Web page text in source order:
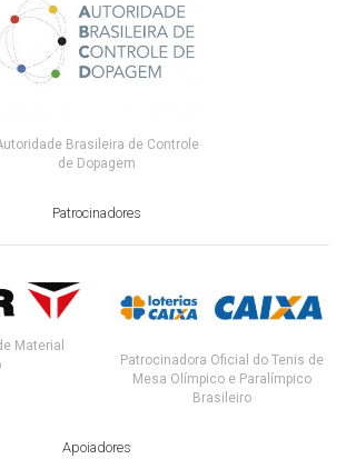
Brasileira de Controle
de Dopagem
Patrocinadores
Material
Patrocinadora Oficial do Tenis de
Mesa Olímpico e Paralímpico
Brasileiro
Apoiadores